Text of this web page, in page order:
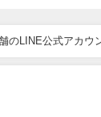
のLINE公式アカ